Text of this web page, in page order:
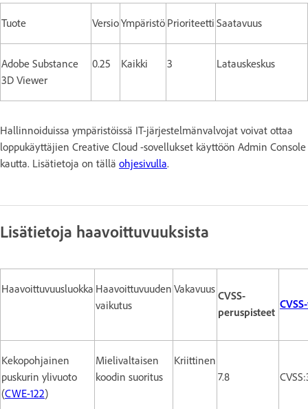
Tuote VersioYmpäristö Prioriteetti Saatavuus
Adobe Substance
3D Viewer
0.25 Kaikki 3 Latauskeskus
Hallinnoiduissa ympäristöissä IT-järjestelmänvalvojat voivat ottaa
loppukäyttäjien Creative Cloud -sovellukset käyttöön Admin Console
kautta. Lisätietoja on tällä ohjesivulla.
Lisätietoja haavoittuvuuksista
Haavoittuvuusluokka Haavoittuvuuden
vaikutus
Vakavuus
CVSS-
peruspisteet
Kekopohjainen
puskurin ylivuoto
(CWE-122)
Mielivaltaisen
koodin suoritus
Kriittinen
7.8